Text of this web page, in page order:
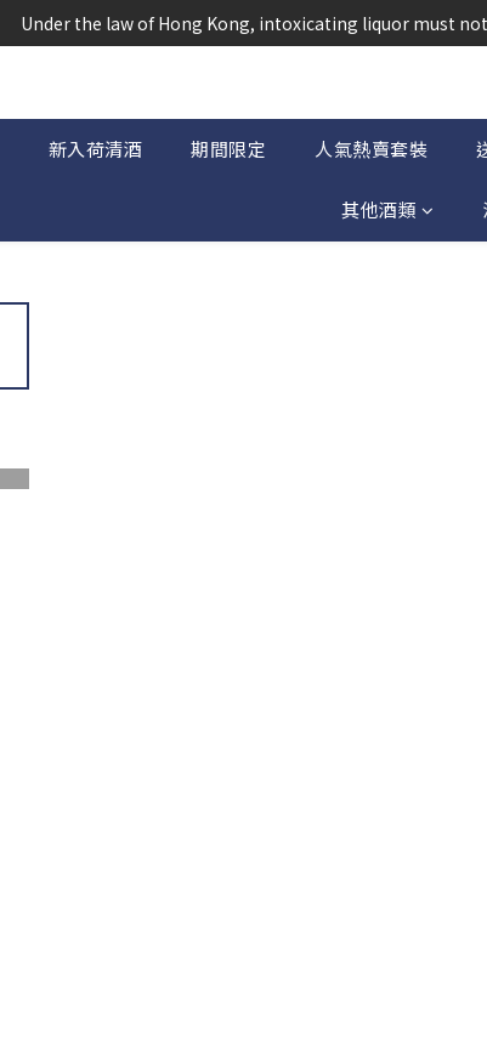
根據香港法律，不得在業務過程中，向
Under the law of Hong Kong, intoxicating liquor must
根據香港法律，不得在業務過程中，向
新入荷清酒 期間限定 人氣熱賣套裝
其他酒類